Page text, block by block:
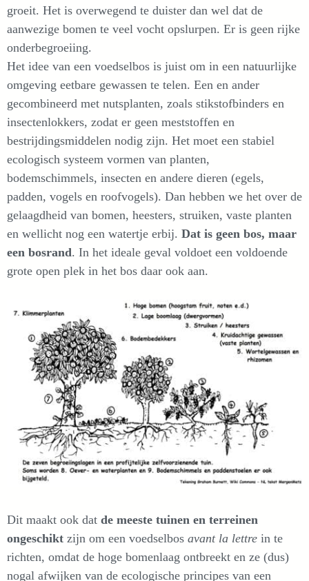
groeit. Het is overwegend te duister dan wel dat de
aanwezige bomen te veel vocht opslurpen. Er is geen rijke
onderbegroeiing.
Het idee van een voedselbos is juist om in een natuurlijke
omgeving eetbare gewassen te telen. Een en ander
gecombineerd met nutsplanten, zoals stikstofbinders en
insectenlokkers, zodat er geen meststoffen en
bestrijdingsmiddelen nodig zijn. Het moet een stabiel
ecologisch systeem vormen van planten,
bodemschimmels, insecten en andere dieren (egels,
padden, vogels en roofvogels). Dan hebben we het over de
gelaagdheid van bomen, heesters, struiken, vaste planten
en wellicht nog een watertje erbij. Dat is geen bos, maar
een bosrand. In het ideale geval voldoet een voldoende
grote open plek in het bos daar ook aan.
Dit maakt ook dat de meeste tuinen en terreinen
ongeschikt zijn om een voedselbos avant la lettre in te
richten, omdat de hoge bomenlaag ontbreekt en ze (dus)
nogal afwijken van de ecologische principes van een